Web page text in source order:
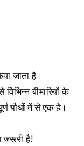
जाता है।
बीमारियों के
पौधों में से एक है।
जरूरी है!